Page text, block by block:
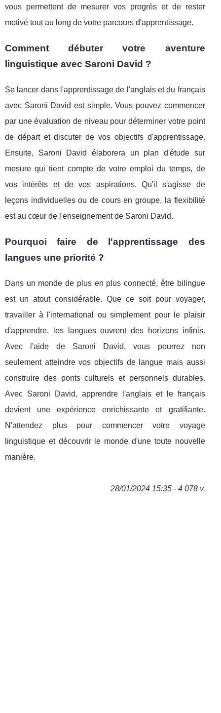
vous permettent de mesurer vos progrès et de rester
motivé tout au long de votre parcours d'apprentissage.
Comment débuter votre aventure
linguistique avec Saroni David ?
Se lancer dans l'apprentissage de l'anglais et du français
avec Saroni David est simple. Vous pouvez commencer
par une évaluation de niveau pour déterminer votre point
de départ et discuter de vos objectifs d'apprentissage.
Ensuite, Saroni David élaborera un plan d'étude sur
mesure qui tient compte de votre emploi du temps, de
vos intérêts et de vos aspirations. Qu'il s'agisse de
leçons individuelles ou de cours en groupe, la flexibilité
est au cœur de l'enseignement de Saroni David.
Pourquoi faire de l'apprentissage des
langues une priorité ?
Dans un monde de plus en plus connecté, être bilingue
est un atout considérable. Que ce soit pour voyager,
travailler à l'international ou simplement pour le plaisir
d'apprendre, les langues ouvrent des horizons infinis.
Avec l'aide de Saroni David, vous pourrez non
seulement atteindre vos objectifs de langue mais aussi
construire des ponts culturels et personnels durables.
Avec Saroni David, apprendre l'anglais et le français
devient une expérience enrichissante et gratifiante.
N'attendez plus pour commencer votre voyage
linguistique et découvrir le monde d'une toute nouvelle
manière.
28/01/2024 15:35 - 4 078 v.